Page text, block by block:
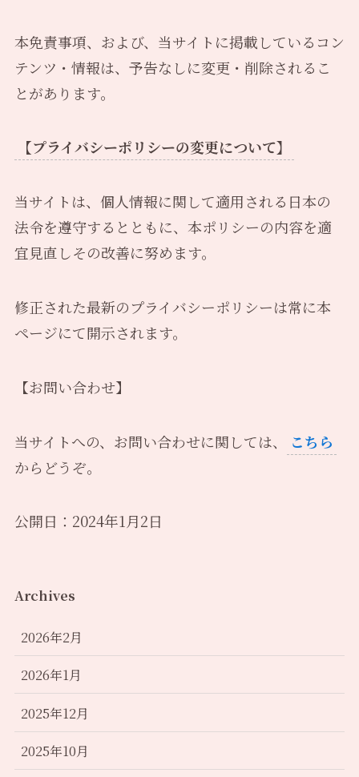
本免責事項、および、当サイトに掲載しているコン
テンツ・情報は、予告なしに変更・削除されるこ
とがあります。
【プライバシーポリシーの変更について】
当サイトは、個人情報に関して適用される日本の
法令を遵守するとともに、本ポリシーの内容を適
宜見直しその改善に努めます。
修正された最新のプライバシーポリシーは常に本
ページにて開示されます。
【お問い合わせ】
当サイトへの、お問い合わせに関しては、
こちら
からどうぞ。
公開日：2024年1月2日
Archives
2026年2月
2026年1月
2025年12月
2025年10月